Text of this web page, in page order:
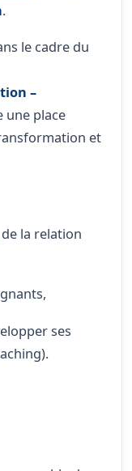
.
le cadre du
–
une place
et
la relation
ses